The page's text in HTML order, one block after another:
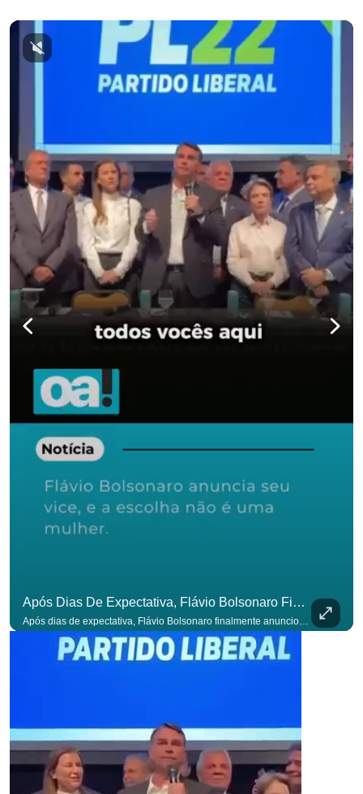
Após Dias De Expectativa, Flávio Bolsonaro Finalmente Anunciou Seu Vice. #OAntagonista
Após dias de expectativa, Flávio Bolsonaro finalmente anunciou seu vice. #OAntagonista Se você busca informação com credibilidade, inscreva-se agora e ative o